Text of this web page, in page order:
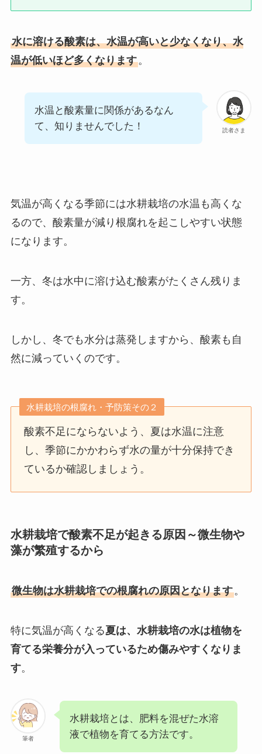
水に溶ける酸素は、水温が高いと少なくなり、水
温が低いほど多くなります。
読者さま
水温と酸素量に関係があるなん
て、知りませんでした！
気温が高くなる季節には水耕栽培の水温も高くな
るので、酸素量が減り根腐れを起こしやすい状態
になります。
一方、冬は水中に溶け込む酸素がたくさん残りま
す。
しかし、冬でも水分は蒸発しますから、酸素も自
然に減っていくのです。
水耕栽培の根腐れ・予防策その２
酸素不足にならないよう、夏は水温に注意
し、季節にかかわらず水の量が十分保持でき
ているか確認しましょう。
水耕栽培で酸素不足が起きる原因～微生物や
藻が繁殖するから
微生物は水耕栽培での根腐れの原因となります。
特に気温が高くなる夏は、水耕栽培の水は植物を
育てる栄養分が入っているため傷みやすくなりま
す。
筆者
水耕栽培とは、肥料を混ぜた水溶
液で植物を育てる方法です。